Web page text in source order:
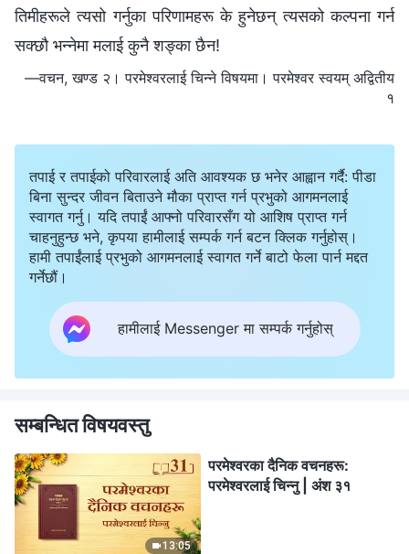
तिमीहरूले त्यसो गर्नुका परिणामहरू के हुनेछन् त्यसको कल्‍पना गर्न
सक्छौ भन्‍नेमा मलाई कुनै शङ्का छैन!
—वचन, खण्ड २। परमेश्‍वरलाई चिन्‍ने विषयमा। परमेश्‍वर स्वयम् अद्वितीय
१
तपाई र तपाईको परिवारलाई अति आवश्यक छ भनेर आह्वान गर्दै: पीडा
बिना सुन्दर जीवन बिताउने मौका प्राप्त गर्न प्रभुको आगमनलाई
स्वागत गर्नु। यदि तपाईं आफ्नो परिवारसँग यो आशिष प्राप्त गर्न
चाहनुहुन्छ भने, कृपया हामीलाई सम्पर्क गर्न बटन क्लिक गर्नुहोस्।
हामी तपाईंलाई प्रभुको आगमनलाई स्वागत गर्ने बाटो फेला पार्न मद्दत
गर्नेछौं।
हामीलाई Messenger मा सम्पर्क गर्नुहोस्
सम्बन्धित विषयवस्तु
13:05
परमेश्‍वरका दैनिक वचनहरू:
परमेश्‍वरलाई चिन्‍नु | अंश ३१